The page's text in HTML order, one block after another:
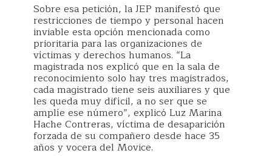
Sobre esa petición, la JEP manifestó que
restricciones de tiempo y personal hacen
inviable esta opción mencionada como
prioritaria para las organizaciones de
víctimas y derechos humanos. “La
magistrada nos explicó que en la sala de
reconocimiento solo hay tres magistrados,
cada magistrado tiene seis auxiliares y que
les queda muy difícil, a no ser que se
amplíe ese número”, explicó Luz Marina
Hache Contreras, víctima de desaparición
forzada de su compañero desde hace 35
años y vocera del Movice.